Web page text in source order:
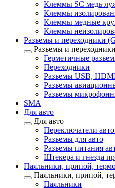
Клеммы SC медь
Клеммы
Клеммы медные
Клеммы
Разъемы и переходники
Разъемы и
Герметичные
Переходники
Разъемы USB,
Разъемы
Разъемы
SMA
Для авто
Для авто
Переключатели
Разъемы для авто
Разъемы питания
Штекера и гнезда
Паяльники, припой,
Паяльники, припой,
Паяльники